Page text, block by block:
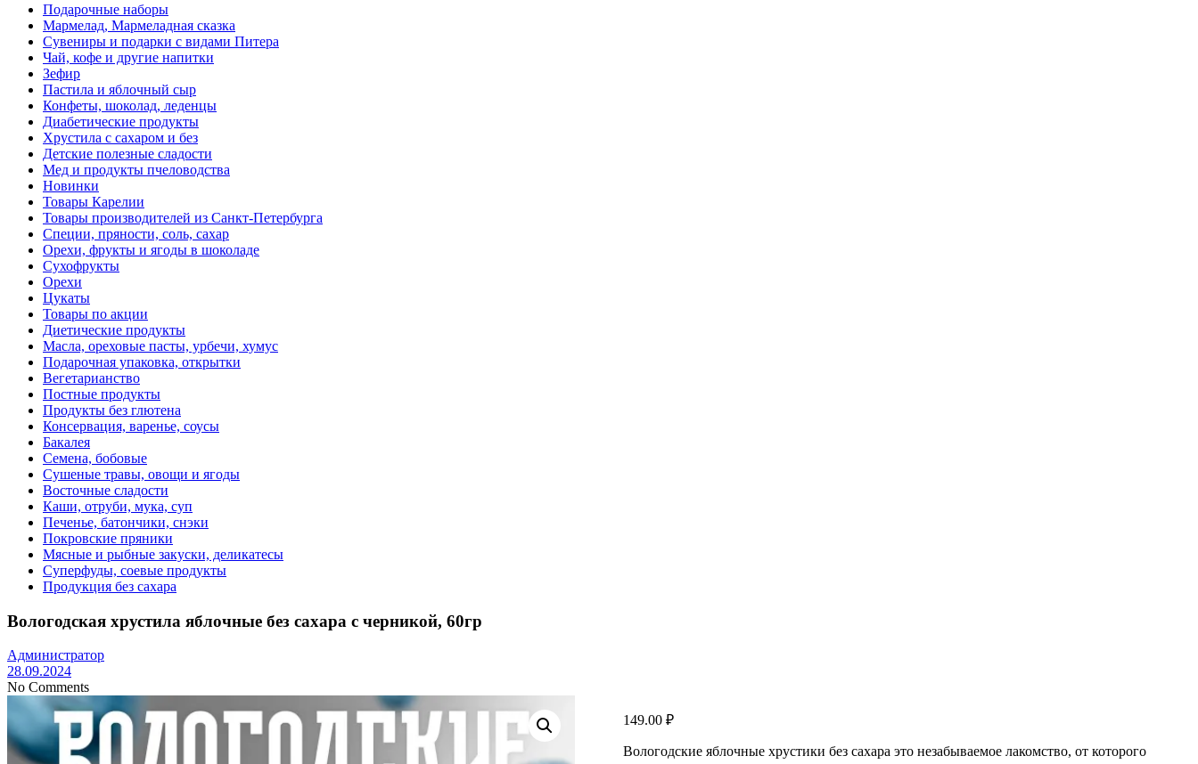
Подарочные наборы
Мармелад, Мармеладная сказка
Сувениры и подарки с видами Питера
Чай, кофе и другие напитки
Зефир
Пастила и яблочный сыр
Конфеты, шоколад, леденцы
Диабетические продукты
Хрустила с сахаром и без
Детские полезные сладости
Мед и продукты пчеловодства
Новинки
Товары Карелии
Товары производителей из Санкт-Петербурга
Специи, пряности, соль, сахар
Орехи, фрукты и ягоды в шоколаде
Сухофрукты
Орехи
Цукаты
Товары по акции
Диетические продукты
Масла, ореховые пасты, урбечи, хумус
Подарочная упаковка, открытки
Вегетарианство
Постные продукты
Продукты без глютена
Консервация, варенье, соусы
Бакалея
Семена, бобовые
Сушеные травы, овощи и ягоды
Восточные сладости
Каши, отруби, мука, суп
Печенье, батончики, снэки
Покровские пряники
Мясные и рыбные закуски, деликатесы
Суперфуды, соевые продукты
Продукция без сахара
Вологодская хрустила яблочные без сахара с черникой, 60гр
Администратор
28.09.2024
No Comments
149.00 ₽
Вологодские яблочные хрустики без сахара это незабываемое лакомство, от которого